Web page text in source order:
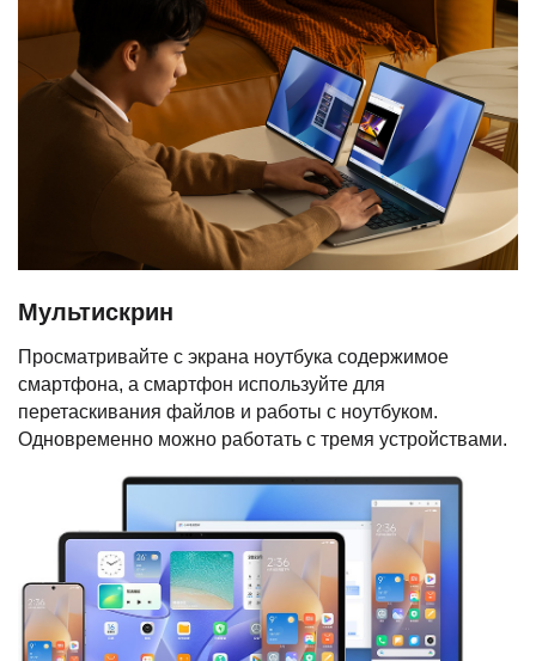
Мультискрин
Просматривайте с экрана ноутбука содержимое
смартфона, а смартфон используйте для
перетаскивания файлов и работы с ноутбуком.
Одновременно можно работать с тремя устройствами.